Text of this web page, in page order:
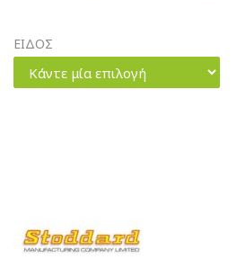
ΕΙΔΟΣ
Κάντε μία επιλογή
Γυαλίσματος
ποσότητα